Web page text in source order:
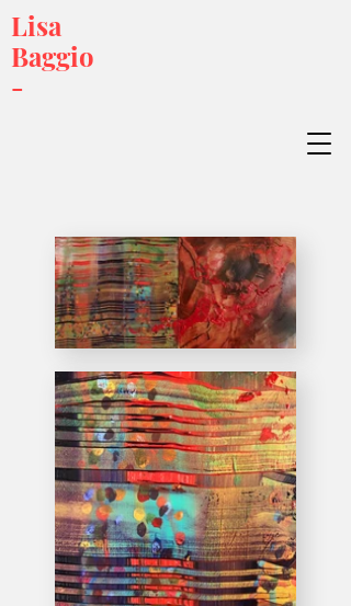
Lisa
Baggio
-